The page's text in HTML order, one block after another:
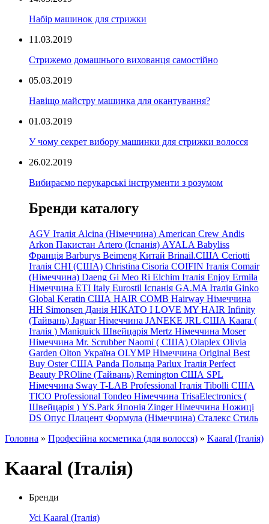
Набір машинок для стрижки
11.03.2019
Стрижемо домашнього вихованця самостійно
05.03.2019
Навіщо майстру машинка для окантування?
01.03.2019
У чому секрет вибору машинки для стрижки волосся
26.02.2019
Вибираємо перукарські інструменти з розумом
Бренди каталогу
AGV Італія Alcina (Німеччина) American Crew Andis
Arkon Пакистан Artero (Іспанія) AYALA Babyliss
Франція Barburys Beimeng Китай Brinail.США Ceriotti
Італія CHI (США) Christina Cisoria COIFIN Італія Comair
(Німеччина) Daeng Gi Meo Ri Elchim Італія Enjoy Ermila
Німеччина ETI Italy Eurostil Іспанія GA.MA Італія Ginko
Global Keratin США HAIR COMB Hairway Німеччина
HH Simonsen Данія HIKATO I LOVE MY HAIR Infinity
(Тайвань) Jaguar Німеччина JANEKE JRL США Kaara (
Італія ) Maniquick Швейцарія Mertz Німеччина Moser
Німеччина Mr. Scrubber Naomi ( США) Olaplex Olivia
Garden Olton Україна OLYMP Німеччина Original Best
Buy Oster США Panda Польща Parlux Італія Perfect
Beauty PROline (Тайвань) Remington США SPL
Німеччина Sway T-LAB Professional Італія Tibolli США
TICO Professional Tondeo Німеччина TrisaElectronics (
Швейцарія ) YS.Park Японія Zinger Німеччина Ножиці
DS Опус Плацент Формула (Німеччина) Сталекс Стиль
Головна » Професійна косметика (для волосся) » Kaaral (Італія)
Kaaral (Італія)
Бренди
Усі Kaaral (Італія)